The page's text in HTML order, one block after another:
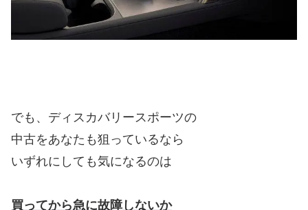
でも、ディスカバリースポーツの
中古をあなたも狙っているなら
いずれにしても気になるのは
買ってから急に故障しないか